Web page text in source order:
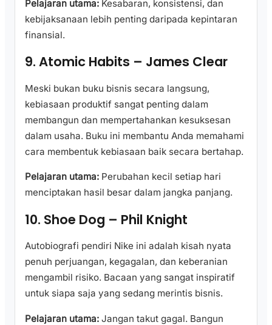
Pelajaran utama: Kesabaran, konsistensi, dan
kebijaksanaan lebih penting daripada kepintaran
finansial.
9. Atomic Habits – James Clear
Meski bukan buku bisnis secara langsung,
kebiasaan produktif sangat penting dalam
membangun dan mempertahankan kesuksesan
dalam usaha. Buku ini membantu Anda memahami
cara membentuk kebiasaan baik secara bertahap.
Pelajaran utama: Perubahan kecil setiap hari
menciptakan hasil besar dalam jangka panjang.
10. Shoe Dog – Phil Knight
Autobiografi pendiri Nike ini adalah kisah nyata
penuh perjuangan, kegagalan, dan keberanian
mengambil risiko. Bacaan yang sangat inspiratif
untuk siapa saja yang sedang merintis bisnis.
Pelajaran utama: Jangan takut gagal. Bangun